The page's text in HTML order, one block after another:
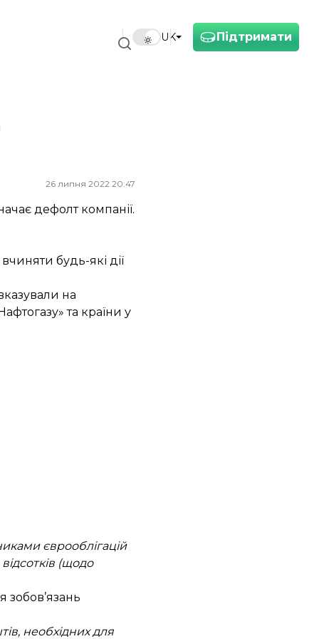
Підтримати
UK
26 липня 2022 20:47
дефолт компанії.
будь-які дії
на
та країни у
єврооблігацій
(щодо
зобов’язань
необхідних для